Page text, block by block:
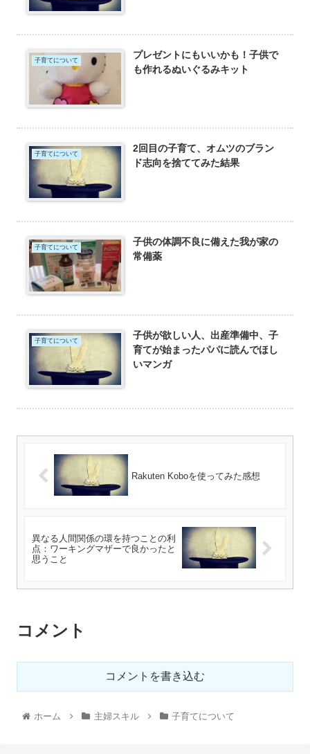
子育てについて
プレゼントにもいいかも！子供で
も作れるぬいぐるみキット
子育てについて
2回目の子育て、オムツのブラン
ド志向を捨ててみた結果
子育てについて
子供の体調不良に備えた我が家の
常備薬
子育てについて
子供が欲しい人、出産準備中、子
育てが始まったパパに読んでほし
いマンガ
Rakuten Koboを使ってみた感想
異なる人間関係の環を持つことの利
点：ワーキングマザーで良かったと
思うこと
コメント
コメントを書き込む
ホーム 主婦スキル 子育てについて